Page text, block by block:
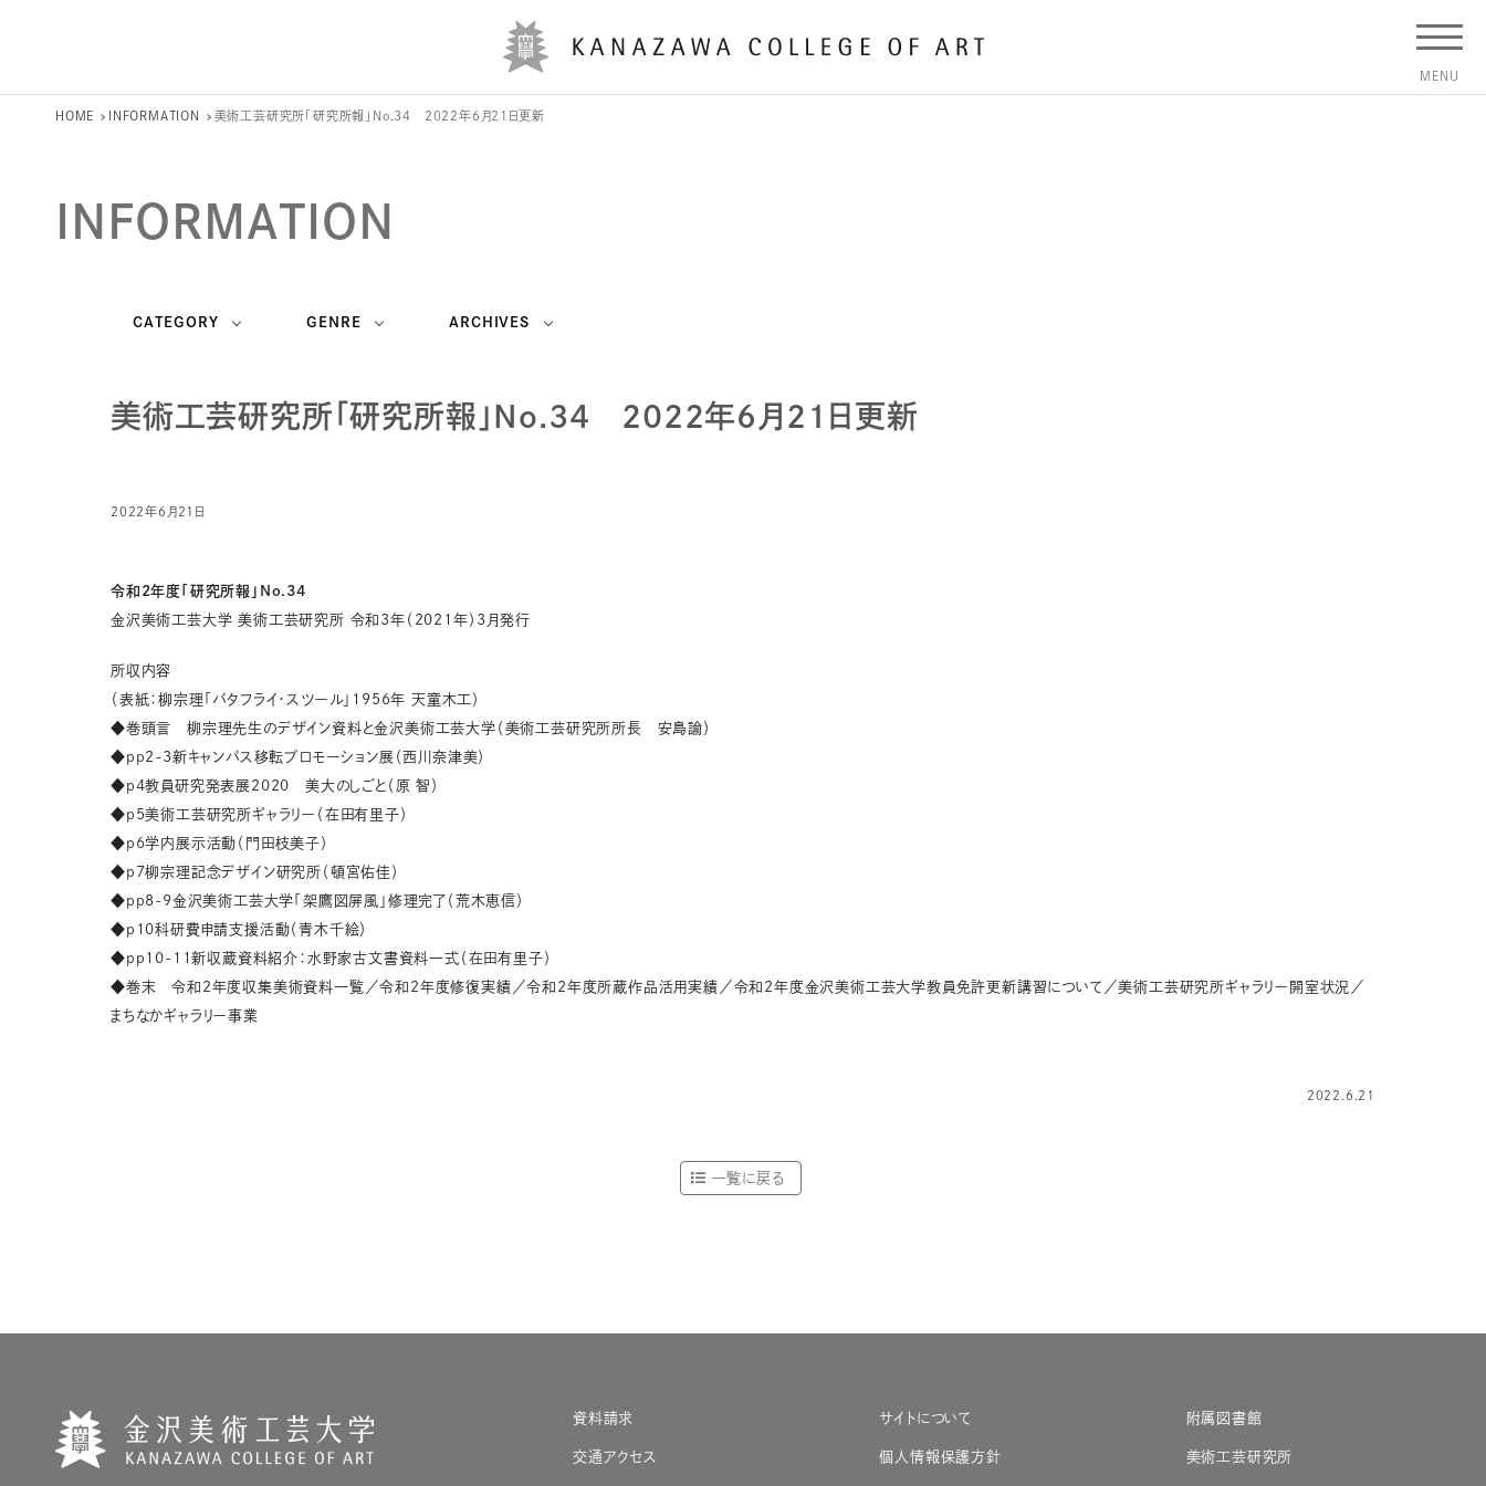
HOME INFORMATION 美術工芸研究所「研究所報」No.34 2022年6月21日更新
INFORMATION
CATEGORY GENRE ARCHIVES
美術工芸研究所「研究所報」No.34 2022年6月21日更新
2022年6月21日
令和2年度「研究所報」No.34
金沢美術工芸大学 美術工芸研究所 令和3年（2021年）3月発行
所収内容
（表紙：柳宗理「バタフライ・スツール」1956年 天童木工）
◆巻頭言 柳宗理先生のデザイン資料と金沢美術工芸大学（美術工芸研究所所長 安島諭）
◆pp2-3新キャンパス移転プロモーション展（西川奈津美）
◆p4教員研究発表展2020 美大のしごと（原 智）
◆p5美術工芸研究所ギャラリー（在田有里子）
◆p6学内展示活動（門田枝美子）
◆p7柳宗理記念デザイン研究所（頓宮佑佳）
◆pp8-9金沢美術工芸大学「架鷹図屏風」修理完了（荒木恵信）
◆p10科研費申請支援活動（青木千絵）
◆pp10-11新収蔵資料紹介：水野家古文書資料一式（在田有里子）
◆巻末 令和2年度収集美術資料一覧／令和2年度修復実績／令和2年度所蔵作品活用実績／令和2年度金沢美術工芸大学教員免許更新講習について／美術工芸研究所ギャラリー開室状況／
まちなかギャラリー事業
2022.6.21
一覧に戻る
資料請求
交通アクセス
サイトについて
個人情報保護方針
附属図書館
美術工芸研究所